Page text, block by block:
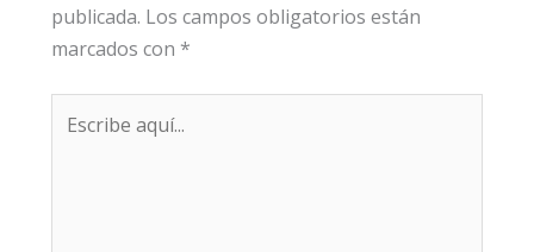
publicada. Los campos obligatorios están
marcados con *
aquí...